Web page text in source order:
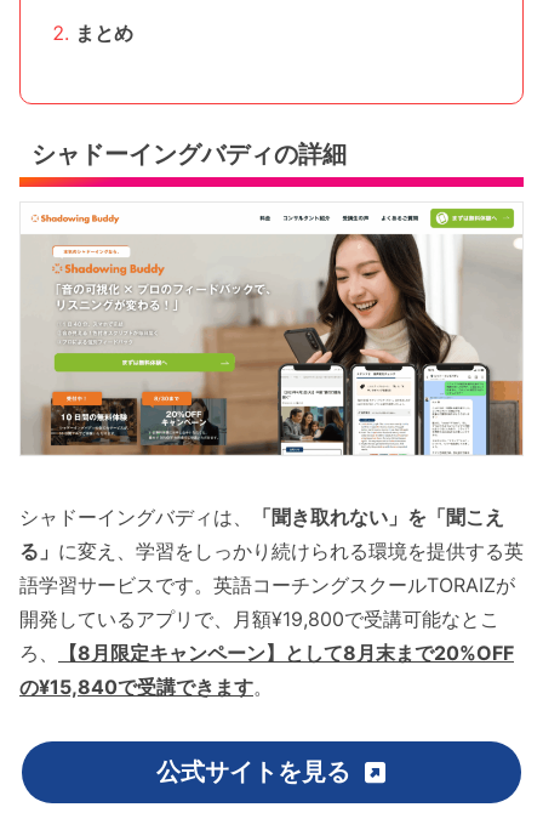
まとめ
シャドーイングバディの詳細
シャドーイングバディは、
「聞き取れない」を「聞こえ
る」 に変え、学習をしっかり続けられる環境を提供する英
語学習サービスです。英語コーチングスクールTORAIZが
開発しているアプリで、月額¥19,800で受講可能なとこ
ろ、
【8月限定キャンペーン】として8月末まで20%OFF
の¥15,840で受講できます。
公式サイトを見る